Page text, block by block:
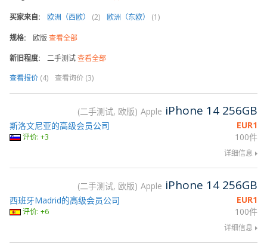
买家来自:
欧洲（西欧） (2) 欧洲（东欧） (1)
规格: 欧版 查看全部
新旧程度:
二手测试查看全部
查看报价 (4) 查看询价 (3)
二手测试, 欧版 Apple iPhone 14 256GB
EUR1
100件
斯洛文尼亚的高级会员公司
评价: +3
详细信息
二手测试, 欧版 Apple iPhone 14 256GB
EUR1
100件
西班牙Madrid的高级会员公司
评价: +6
详细信息